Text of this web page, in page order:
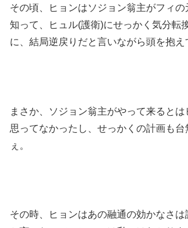
その頃、ヒョンはソジョン翁主がフィ
知って、ヒュル(護衛)にせっかく気分転
に、結局逆戻りだと言いながら頭を抱え
まさか、ソジョン翁主がやって来るとは
思ってなかったし、せっかくの計画も台
ぇ。
その時、ヒョンはあの融通の効かなさは